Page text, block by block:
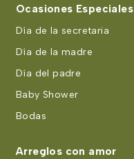
Ocasiones Especiales
Día de la secretaria
Día de la madre
Día del padre
Baby Shower
Bodas
Arreglos con amor